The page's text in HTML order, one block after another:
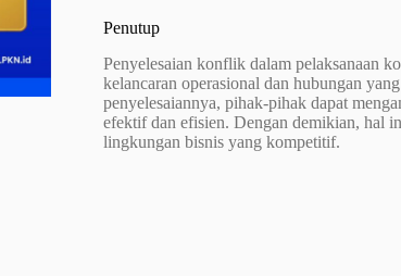
Penutup
Penyelesaian konflik dalam pelaksanaan
kelancaran operasional dan hubungan
penyelesaiannya, pihak-pihak dapat
efektif dan efisien. Dengan demikian, hal
lingkungan bisnis yang kompetitif.